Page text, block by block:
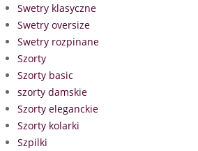
Swetry klasyczne
Swetry oversize
Swetry rozpinane
Szorty
Szorty basic
szorty damskie
Szorty eleganckie
Szorty kolarki
Szpilki